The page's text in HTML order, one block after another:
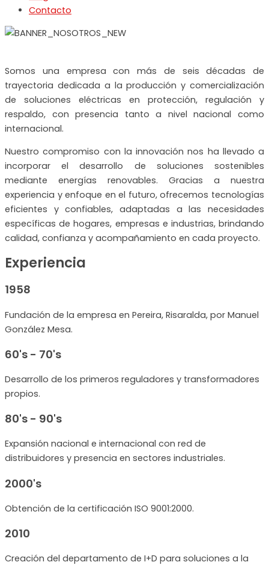
Contacto
Somos una empresa con más de seis décadas de
trayectoria dedicada a la producción y comercialización
de soluciones eléctricas en protección, regulación y
respaldo, con presencia tanto a nivel nacional como
internacional.
Nuestro compromiso con la innovación nos ha llevado a
incorporar el desarrollo de soluciones sostenibles
mediante energías renovables. Gracias a nuestra
experiencia y enfoque en el futuro, ofrecemos tecnologías
eficientes y confiables, adaptadas a las necesidades
específicas de hogares, empresas e industrias, brindando
calidad, confianza y acompañamiento en cada proyecto.
Experiencia
1958
Fundación de la empresa en Pereira, Risaralda, por Manuel
González Mesa.
60's - 70's
Desarrollo de los primeros reguladores y transformadores
propios.
80's - 90's
Expansión nacional e internacional con red de
distribuidores y presencia en sectores industriales.
2000's
Obtención de la certificación ISO 9001:2000.
2010
Creación del departamento de I+D para soluciones a la